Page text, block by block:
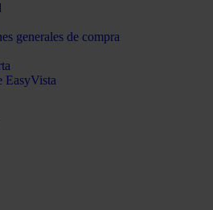
generales de compra
EasyVista